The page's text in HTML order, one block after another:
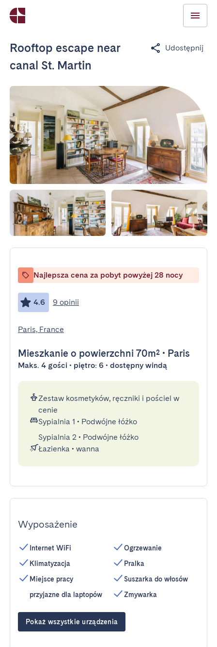
Rooftop escape near
canal St. Martin
Udostępnij
Najlepsza cena za pobyt powyżej 28 nocy
4.6 9 opinii
Paris, France
Mieszkanie o powierzchni 70m² • Paris
Maks. 4 gości • piętro: 6 • dostępny windą
Zestaw kosmetyków, ręczniki i pościel w
cenie
Sypialnia 1 • Podwójne łóżko
Sypialnia 2 • Podwójne łóżko
Łazienka • wanna
Wyposażenie
Internet WiFi
Klimatyzacja
Miejsce pracy
przyjazne dla laptopów
Ogrzewanie
Pralka
Suszarka do włosów
Zmywarka
Pokaż wszystkie urządzenia